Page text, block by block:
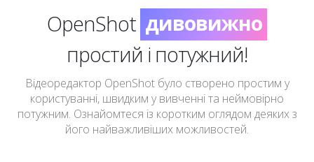
OpenShot дивовижно
неймовірно
простий і потужний!
Відеоредактор OpenShot було створено простим у
користуванні, швидким у вивченні та неймовірно
потужним. Ознайомтеся із коротким оглядом деяких з
його найважливіших можливостей.